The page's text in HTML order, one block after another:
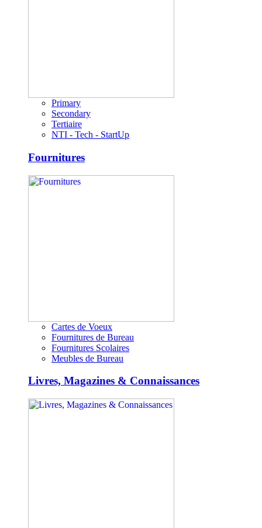
Primary
Secondary
Tertiaire
NTI - Tech - StartUp
Fournitures
Cartes de Voeux
Fournitures de Bureau
Fournitures Scolaires
Meubles de Bureau
Livres, Magazines & Connaissances